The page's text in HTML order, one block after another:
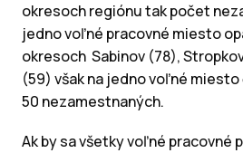
okresoch regiónu tak počet
jedno voľné pracovné miesto
okresoch Sabinov (78),
(59) však na jedno voľné
50 nezamestnaných.
Ak by sa všetky voľné pracovné